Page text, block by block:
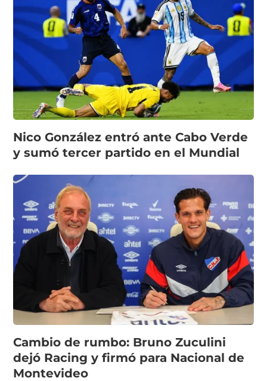
Nico González entró ante Cabo Verde
y sumó tercer partido en el Mundial
Cambio de rumbo: Bruno Zuculini
dejó Racing y firmó para Nacional de
Montevideo